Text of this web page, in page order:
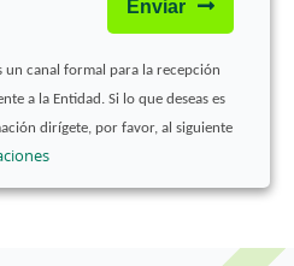
Enviar
un canal formal para la recepción
a la Entidad. Si lo que deseas es
dirígete, por favor, al siguiente